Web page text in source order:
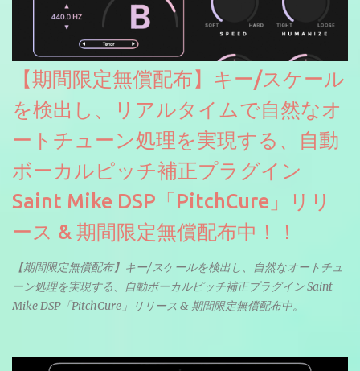
【期間限定無償配布】キー/スケール
を検出し、リアルタイムで自然なオ
ートチューン処理を実現する、自動
ボーカルピッチ補正プラグイン
Saint Mike DSP「PitchCure」リリ
ース & 期間限定無償配布中！！
【期間限定無償配布】キー/スケールを検出し、自然なオートチュ
ーン処理を実現する、自動ボーカルピッチ補正プラグイン Saint
Mike DSP「PitchCure」リリース & 期間限定無償配布中。